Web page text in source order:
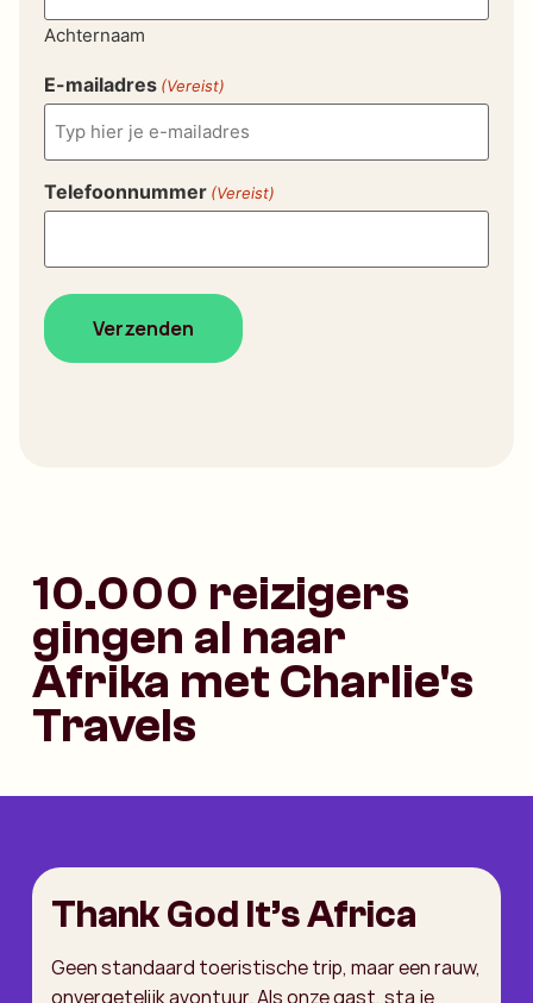
Achternaam
E-mailadres (Vereist)
Telefoonnummer (Vereist)
10.000 reizigers
gingen al naar
Afrika met Charlie's
Travels
Thank God It’s Africa
Geen standaard toeristische trip, maar een rauw,
onvergetelijk avontuur. Als onze gast, sta je